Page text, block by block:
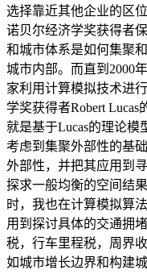
选择靠近其他企业的区
诺贝尔经济学奖获得者
和城市体系是如何集聚
城市内部。而直到2000
家利用计算模拟技术进
学奖获得者Robert
就是基于Lucas的理论
考虑到集聚外部性的基
外部性，并把其应用到
探求一般均衡的空间结
时，我也在计算模拟算
用到探讨具体的交通拥
税，行车里程税，周界
如城市增长边界和构建